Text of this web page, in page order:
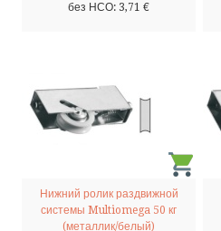
без НСО: 3,71 €
Нижний ролик раздвижной
системы Multiomega 50 кг
(металлик/белый)